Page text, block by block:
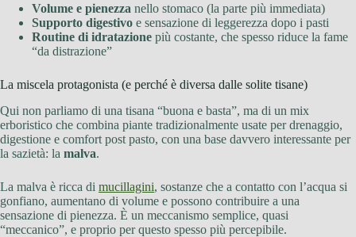
Volume e pienezza nello stomaco (la parte più immediata)
Supporto digestivo e sensazione di leggerezza dopo i pasti
Routine di idratazione più costante, che spesso riduce la fame
“da distrazione”
La miscela protagonista (e perché è diversa dalle solite tisane)
Qui non parliamo di una tisana “buona e basta”, ma di un mix
erboristico che combina piante tradizionalmente usate per drenaggio,
digestione e comfort post pasto, con una base davvero interessante per
la sazietà: la malva.
La malva è ricca di mucillagini, sostanze che a contatto con l’acqua si
gonfiano, aumentano di volume e possono contribuire a una
sensazione di pienezza. È un meccanismo semplice, quasi
“meccanico”, e proprio per questo spesso più percepibile.